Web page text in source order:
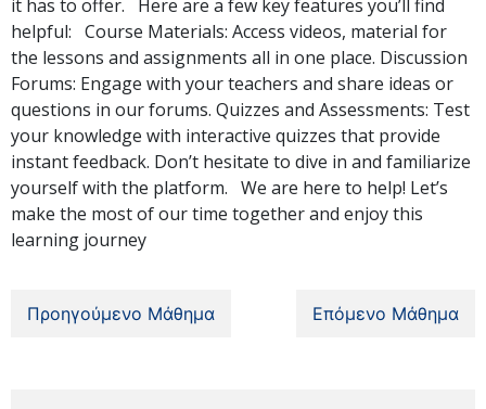
it has to offer. Here are a few key features you’ll find
helpful: Course Materials: Access videos, material for
the lessons and assignments all in one place. Discussion
Forums: Engage with your teachers and share ideas or
questions in our forums. Quizzes and Assessments: Test
your knowledge with interactive quizzes that provide
instant feedback. Don’t hesitate to dive in and familiarize
yourself with the platform. We are here to help! Let’s
make the most of our time together and enjoy this
learning journey
Προηγούμενο Μάθημα Επόμενο Μάθημα